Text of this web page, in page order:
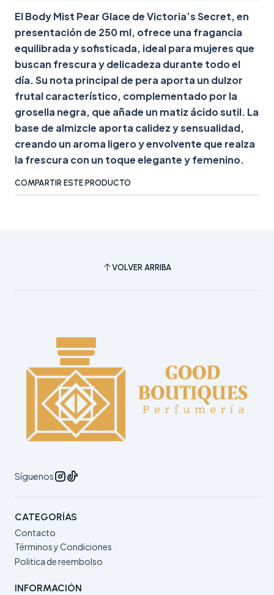
El Body Mist Pear Glace de Victoria’s Secret, en
presentación de 250 ml, ofrece una fragancia
equilibrada y sofisticada, ideal para mujeres que
buscan frescura y delicadeza durante todo el
día. Su nota principal de pera aporta un dulzor
frutal característico, complementado por la
grosella negra, que añade un matiz ácido sutil. La
base de almizcle aporta calidez y sensualidad,
creando un aroma ligero y envolvente que realza
la frescura con un toque elegante y femenino.
COMPARTIR ESTE PRODUCTO
VOLVER ARRIBA
Síguenos
CATEGORÍAS
Contacto
Términos y Condiciones
Politica de reembolso
INFORMACIÓN